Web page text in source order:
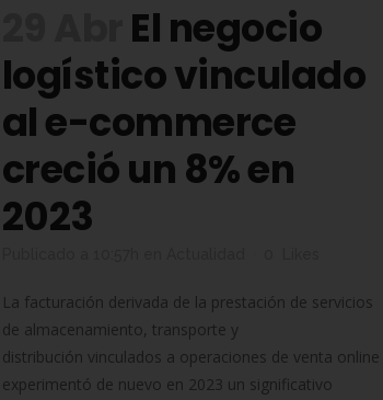
El negocio
logístico vinculado
al e-commerce
creció un 8% en
2023
La facturación derivada de la prestación de servicios
de almacenamiento, transporte y
distribución vinculados a operaciones de venta online
experimentó de nuevo en 2023 un significativo